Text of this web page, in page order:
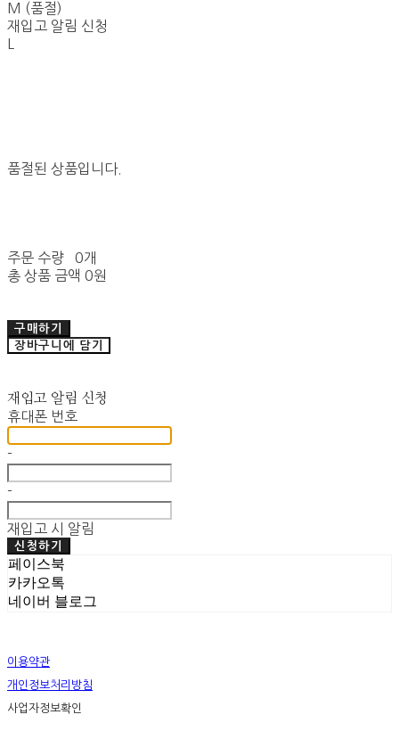
M (품절)
재입고 알림 신청
품절된 상품입니다.
주문 수량
0개
총 상품 금액 0원
구매하기
장바구니에 담기
재입고 알림 신청
휴대폰 번호
-
-
재입고 시 알림
신청하기
페이스북
카카오톡
네이버 블로그
이용약관
개인정보처리방침
사업자정보확인